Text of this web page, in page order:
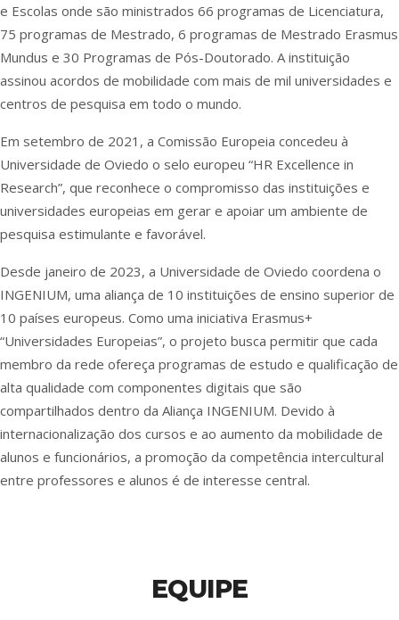
e Escolas onde são ministrados 66 programas de Licenciatura,
75 programas de Mestrado, 6 programas de Mestrado Erasmus
Mundus e 30 Programas de Pós-Doutorado. A instituição
assinou acordos de mobilidade com mais de mil universidades e
centros de pesquisa em todo o mundo.
Em setembro de 2021, a Comissão Europeia concedeu à
Universidade de Oviedo o selo europeu “HR Excellence in
Research”, que reconhece o compromisso das instituições e
universidades europeias em gerar e apoiar um ambiente de
pesquisa estimulante e favorável.
Desde janeiro de 2023, a Universidade de Oviedo coordena o
INGENIUM, uma aliança de 10 instituições de ensino superior de
10 países europeus. Como uma iniciativa Erasmus+
“Universidades Europeias”, o projeto busca permitir que cada
membro da rede ofereça programas de estudo e qualificação de
alta qualidade com componentes digitais que são
compartilhados dentro da Aliança INGENIUM. Devido à
internacionalização dos cursos e ao aumento da mobilidade de
alunos e funcionários, a promoção da competência intercultural
entre professores e alunos é de interesse central.
EQUIPE